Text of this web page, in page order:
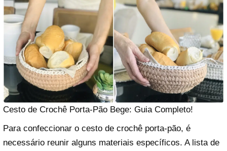
Cesto de Crochê Porta-Pão Bege: Guia Completo!
Para confeccionar o cesto de crochê porta-pão, é
necessário reunir alguns materiais específicos. A lista de